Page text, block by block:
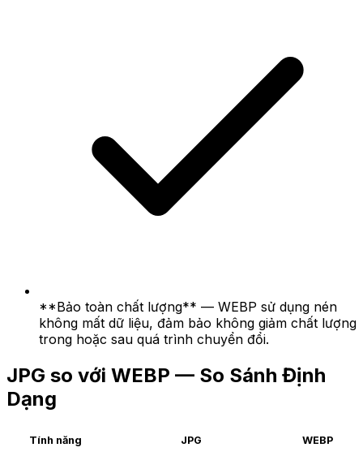
**Bảo toàn chất lượng** — WEBP sử dụng nén
không mất dữ liệu, đảm bảo không giảm chất lượng
trong hoặc sau quá trình chuyển đổi.
JPG so với WEBP — So Sánh Định
Dạng
Tính năng JPG WEBP